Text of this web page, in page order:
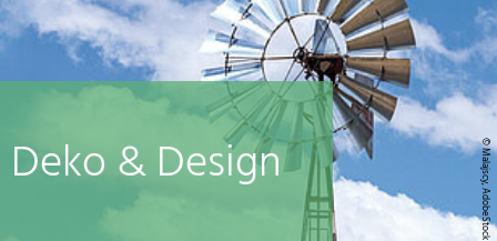
© Malajscy, AdobeStock
Deko & Design